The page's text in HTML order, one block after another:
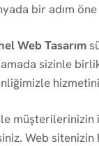
bir adım
Web Tasarım
sizinle
müşterilerinizin
Web sitenizin